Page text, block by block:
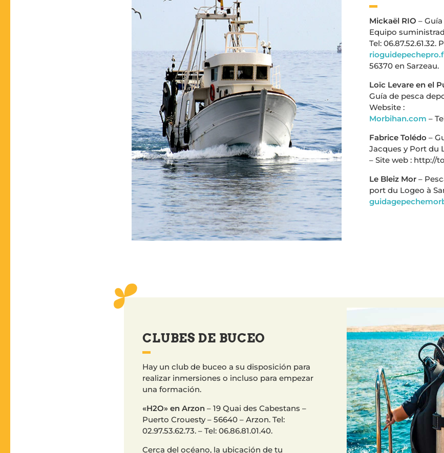
Mickaël RIO –
Equipo
Tel: 06.87.52.61.32.
56370 en Sarzeau.
Loïc Levare en el
Guía de pesca
Website :
Morbihan.com –
Fabrice Tolédo –
Jacques y Port du
– Site web : http://
Le Bleiz Mor –
port du Logeo à
CLUBES DE BUCEO
Hay un club de buceo a su disposición para
realizar inmersiones o incluso para empezar
una formación.
«H2O» en Arzon – 19 Quai des Cabestans –
Puerto Crouesty – 56640 – Arzon. Tel:
02.97.53.62.73. – Tel: 06.86.81.01.40.
Cerca del océano, la ubicación de tu